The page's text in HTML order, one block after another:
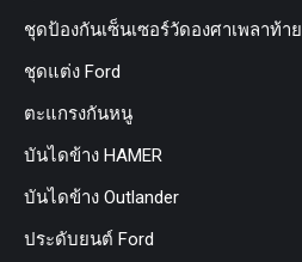
ชุดป้องกันเซ็นเซอร์วัดองศาเพลาท้าย
ชุดแต่ง Ford
ตะแกรงกันหนู
บันไดข้าง HAMER
บันไดข้าง Outlander
ประดับยนต์ Ford